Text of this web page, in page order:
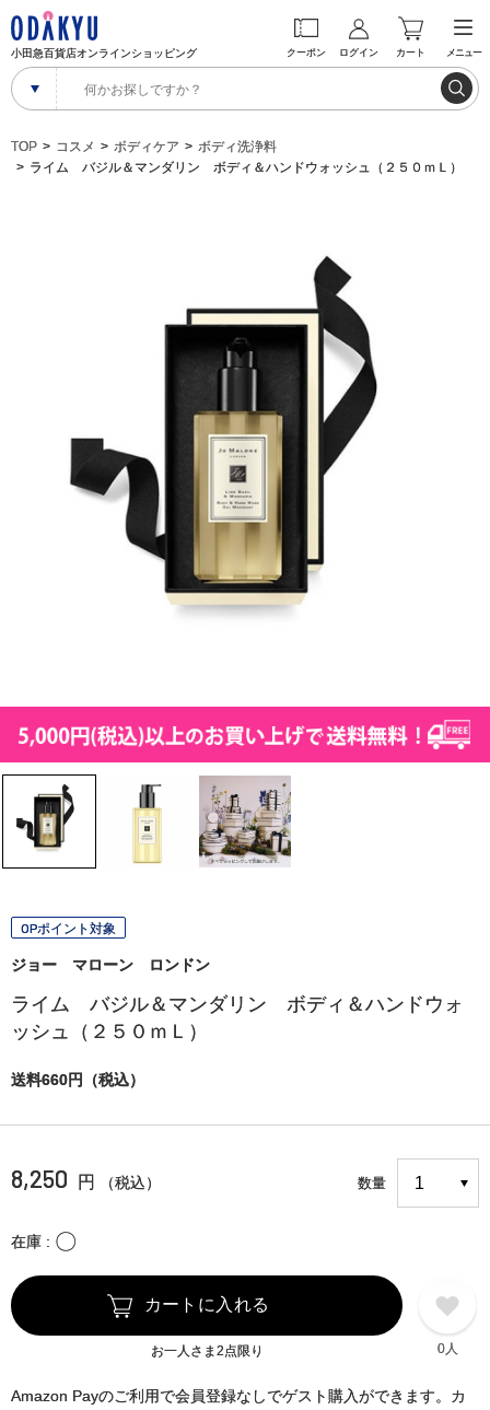
小田急百貨店オンラインショッピング クーポン ログイン カート メニュー
TOP コスメ ボディケア
ボディ洗浄料
ライム バジル＆マンダリン ボディ＆ハンドウォッシュ（２５０ｍＬ）
OPポイント対象
ジョー マローン ロンドン
ライム バジル＆マンダリン ボディ＆ハンドウォ
ッシュ（２５０ｍＬ）
送料660円（税込）
8,250 円 （税込） 数量
在庫 〇
カートに入れる
お一人さま2点限り 0人
Amazon Payのご利用で会員登録なしでゲスト購入ができます。カ